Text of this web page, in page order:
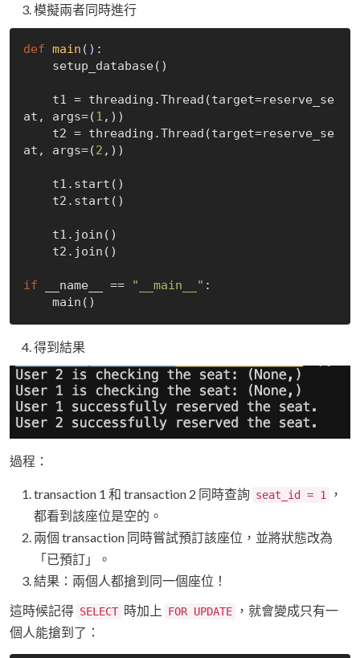
模擬兩者同時進行
def main () :
at, args=(1 ,))
at, args=(2 ,))
if __name__ == "__main__" :
得到結果
過程：
transaction 1 和 transaction 2 同時查詢 seat_id = 1
，
都看到該座位是空的。
兩個 transaction 同時嘗試預訂該座位，並將狀態改為
「已預訂」。
結果：兩個人都搶到同一個座位！
這時候記得 SELECT 時加上 FOR UPDATE
，就會變成只有一
個人能搶到了：